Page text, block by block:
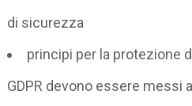
di sicurezza
principi per la protezione
GDPR devono essere messi